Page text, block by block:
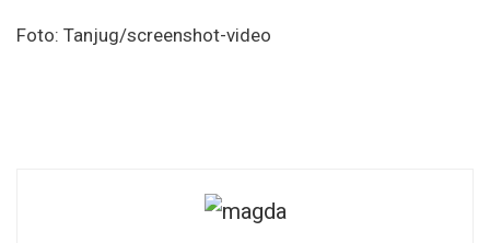
Foto: Tanjug/screenshot-video